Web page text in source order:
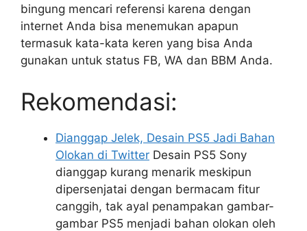
bingung mencari referensi karena dengan
internet Anda bisa menemukan apapun
termasuk kata-kata keren yang bisa Anda
gunakan untuk status FB, WA dan BBM Anda.
Rekomendasi:
Dianggap Jelek, Desain PS5 Jadi Bahan
Olokan di Twitter Desain PS5 Sony
dianggap kurang menarik meskipun
dipersenjatai dengan bermacam fitur
canggih, tak ayal penampakan gambar-
gambar PS5 menjadi bahan olokan oleh